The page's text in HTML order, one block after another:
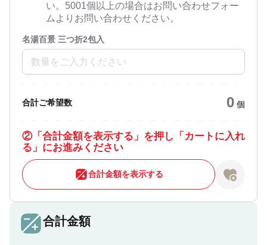
い。5001個以上の場合はお問い合わせフォー
ムよりお問い合わせください。
名湯百景 三つ折2包入
合計ご希望数 0 個
②「合計金額を表示する」を押し「カートに入れ
る」にお進みください
合計金額を表示する
合計金額